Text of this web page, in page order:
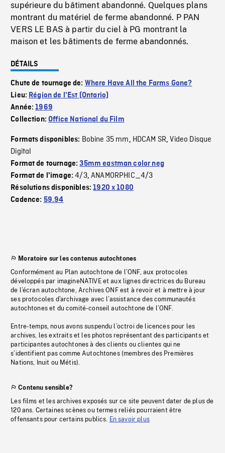
supérieure du bâtiment abandonné. Quelques plans
montrant du matériel de ferme abandonné. P PAN
VERS LE BAS à partir du ciel à PG montrant la
maison et les bâtiments de ferme abandonnés.
DÉTAILS
Chute de tournage de: Where Have All the Farms Gone?
Lieu: Région de l'Est (Ontario)
Année:1969
Collection:Office National du Film
Formats disponibles: Bobine 35 mm, HDCAM SR,Video Disque
Digital
Format de tournage:35mm eastman color neg
Format de l'image:4/3,ANAMORPHIC_4/3
Résolutions disponibles:1920 x 1080
Cadence: 59.94
Moratoire sur les contenus autochtones
Conformément au Plan autochtone de l’ONF, aux protocoles
développés par imagineNATIVE et aux lignes directrices du Bureau
de l’écran autochtone, Archives ONF est à revoir et à mettre à jour
ses protocoles d’archivage avec l’assistance des communautés
autochtones et du comité-conseil autochtone de l’ONF.
Entre-temps, nous avons suspendu l’octroi de licences pour les
archives, les extraits et les photos représentant des participants et
participantes autochtones à des clients ou clientes qui ne
s’identifient pas comme Autochtones (membres des Premières
Nations, Inuit ou Métis).
Contenu sensible?
Les films et les archives exposés sur ce site peuvent dater de plus de
120 ans. Certaines scènes ou termes reliés pourraient être
offensants pour certains publics. En savoir plus